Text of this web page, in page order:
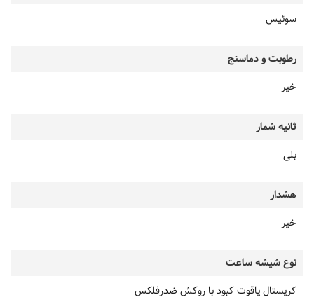
سوئیس
رطوبت و دماسنج
خیر
ثانیه شمار
بلی
هشدار
خیر
نوع شیشه ساعت
کریستال یاقوت کبود با روکش ضدرفلکس